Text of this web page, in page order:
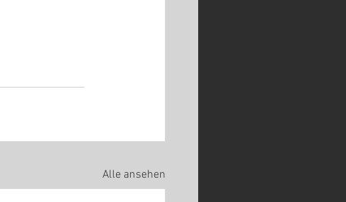
Alle ansehen